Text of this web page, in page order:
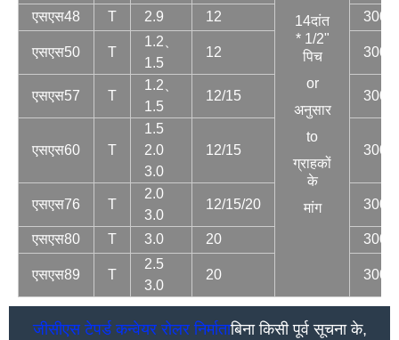
14दांत
* 1/2"
पिच
or
अनुसार
to
ग्राहकों
के
मांग
एसएस48
T 2.9 12 300
एसएस50 T
1.2、
1.5
12 300
एसएस57 T
1.2、
1.5
12/15 300
एसएस60 T
1.5
2.0
3.0
12/15 300
एसएस76 T
2.0
3.0
12/15/20 300
एसएस80 T 3.0 20 300
एसएस89 T
2.5
3.0
20 300
जीसीएस टेपर्ड कन्वेयर रोलर निर्माताबिना किसी पूर्व सूचना के,